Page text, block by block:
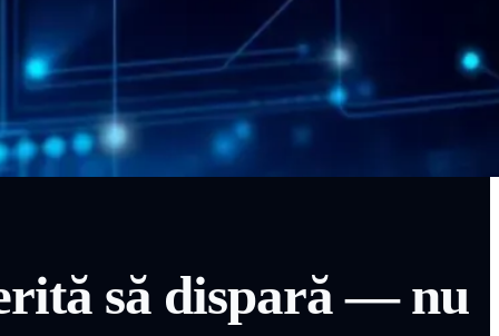
să dispară — nu